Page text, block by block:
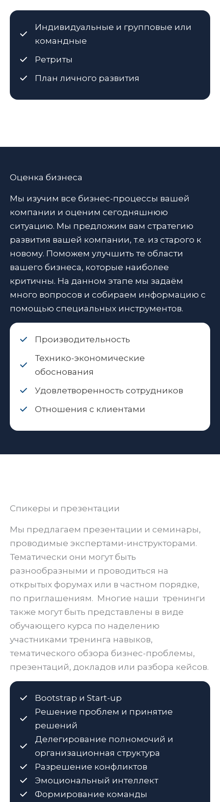
Индивидуальные и групповые или
командные
Ретриты
План личного развития
Оценка бизнеса
Мы изучим все бизнес-процессы вашей
компании и оценим сегодняшнюю
ситуацию. Мы предложим вам стратегию
развития вашей компании, т.е. из старого к
новому. Поможем улучшить те области
вашего бизнеса, которые наиболее
критичны. На данном этапе мы задаём
много вопросов и собираем информацию с
помощью специальных инструментов.
Производительность
Технико-экономические
обоснования
Удовлетворенность сотрудников
Отношения с клиентами
Спикеры и презентации
Мы предлагаем презентации и семинары,
проводимые экспертами-инструкторами.
Тематически они могут быть
разнообразными и проводиться на
открытых форумах или в частном порядке,
по приглашениям. Многие наши тренинги
также могут быть представлены в виде
обучающего курса по наделению
участниками тренинга навыков,
тематического обзора бизнес-проблемы,
презентаций, докладов или разбора кейсов.
Bootstrap и Start-up
Решение проблем и принятие
решений
Делегирование полномочий и
организационная структура
Разрешение конфликтов
Эмоциональный интеллект
Формирование команды